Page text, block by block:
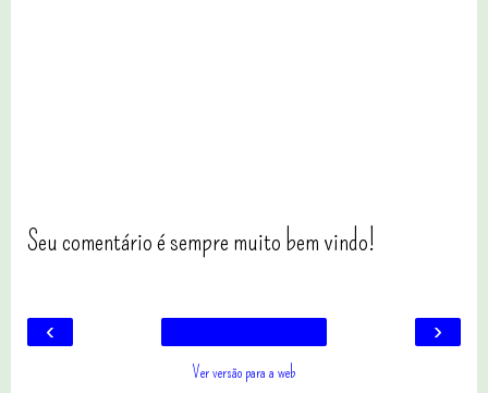
Seu comentário é sempre muito bem vindo!
‹ ›
Ver versão para a web